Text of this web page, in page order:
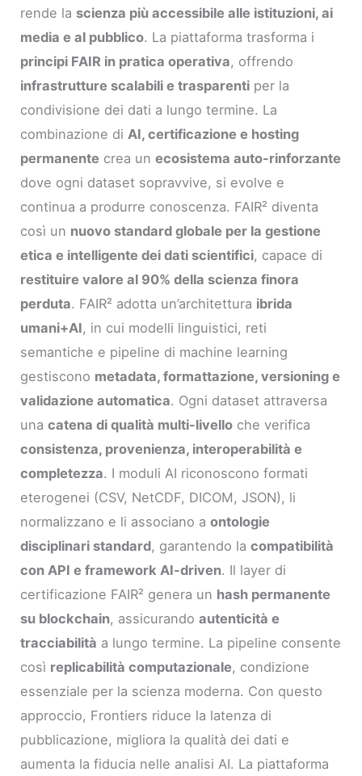
rende la scienza più accessibile alle istituzioni, ai
media e al pubblico. La piattaforma trasforma i
principi FAIR in pratica operativa, offrendo
infrastrutture scalabili e trasparenti per la
condivisione dei dati a lungo termine. La
combinazione diAI, certificazione e hosting
permanente crea unecosistema auto-rinforzante
dove ogni dataset sopravvive, si evolve e
continua a produrre conoscenza. FAIR² diventa
così un nuovo standard globale per la gestione
etica e intelligente dei dati scientifici, capace di
restituire valore al 90% della scienza finora
perduta. FAIR² adotta un’architettura ibrida
umani+AI, in cui modelli linguistici, reti
semantiche e pipeline di machine learning
gestiscono metadata, formattazione, versioning e
validazione automatica. Ogni dataset attraversa
unacatena di qualità multi-livello che verifica
consistenza, provenienza, interoperabilità e
completezza. I moduli AI riconoscono formati
eterogenei (CSV, NetCDF, DICOM, JSON), li
normalizzano e li associano aontologie
disciplinari standard, garantendo lacompatibilità
con API e framework AI-driven. Il layer di
certificazione FAIR² genera un hash permanente
su blockchain, assicurandoautenticità e
tracciabilità a lungo termine. La pipeline consente
così replicabilità computazionale, condizione
essenziale per la scienza moderna. Con questo
approccio, Frontiers riduce la latenza di
pubblicazione, migliora la qualità dei dati e
aumenta la fiducia nelle analisi AI. La piattaforma